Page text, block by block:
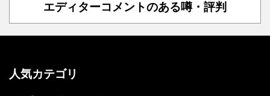
エディターコメントのある噂・評判
人気カテゴリ